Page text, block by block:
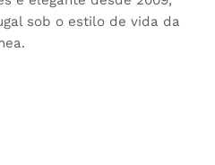
sob o estilo de vida da